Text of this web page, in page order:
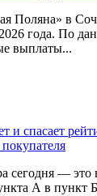
Поляна» в
года. По
выплаты...
и спасает
сегодня —
А в пункт